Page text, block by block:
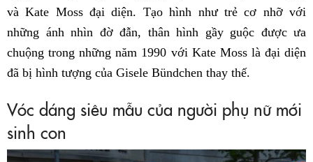
và Kate Moss đại diện. Tạo hình như trẻ cơ nhỡ với
những ánh nhìn đờ đẫn, thân hình gầy guộc được ưa
chuộng trong những năm 1990 với Kate Moss là đại diện
đã bị hình tượng của Gisele Bündchen thay thế.
Vóc dáng siêu mẫu của người phụ nữ mới
sinh con